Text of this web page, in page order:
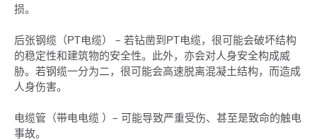
损。
后张钢缆（PT电缆） – 若钻凿到PT电缆，很可能会破坏结构
的稳定性和建筑物的安全性。此外，亦会对人身安全构成威
胁。若钢缆一分为二，很可能会高速脱离混凝土结构，而造成
人身伤害。
电缆管（带电电缆 ）– 可能导致严重受伤、甚至是致命的触电
事故。